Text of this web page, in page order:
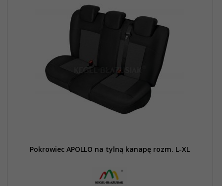
Pokrowiec APOLLO na tylną kanapę rozm. L-XL